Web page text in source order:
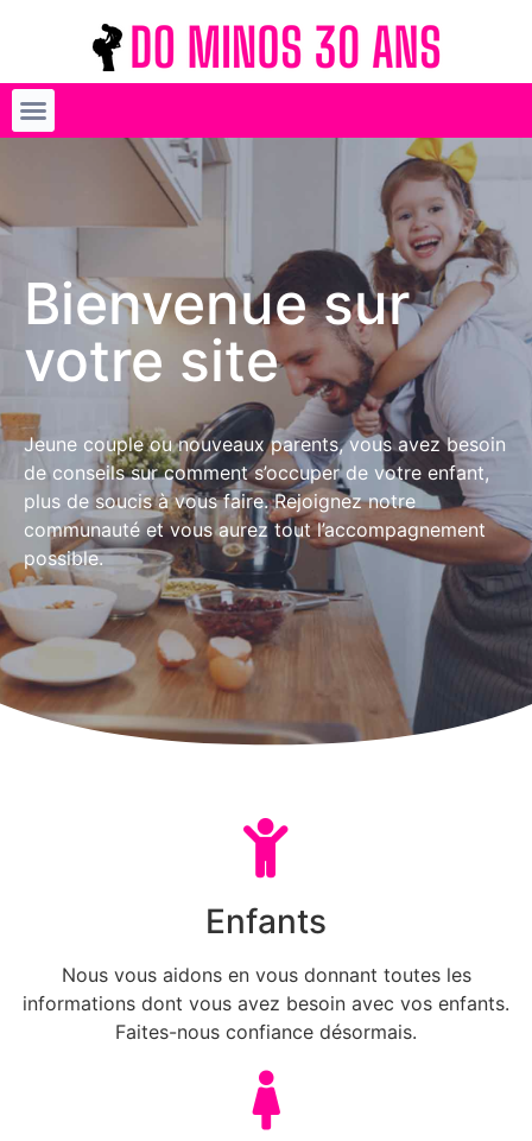
Bienvenue sur
votre site
Jeune couple ou nouveaux parents, vous avez besoin
de conseils sur comment s’occuper de votre enfant,
plus de soucis à vous faire. Rejoignez notre
communauté et vous aurez tout l’accompagnement
possible.
Enfants
Nous vous aidons en vous donnant toutes les
informations dont vous avez besoin avec vos enfants.
Faites-nous confiance désormais.